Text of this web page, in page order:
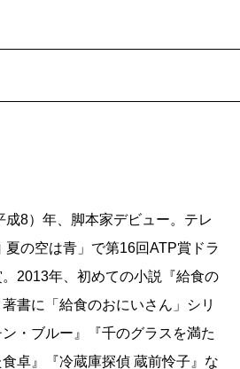
ールが探偵を務め、人が死な
り食だった。第一話「2019年
小説新潮」2019年3月号の
』──食とその風景をめぐって」
た一編だ。そのお題をもらい、
われるフードやドリンク）にフ
が素晴らしい。
夜ドラマでホテルのバトラー
た五〇歳の俳優・左右田始。自
8）年、脚本家デビュー。テレ
夏の空は青」で第16回ATP賞ドラ
2013年、初めての小説『給食の
書に「給食のおにいさん」シリ
・ブルー』『千のグラスを満た
卓』『冷蔵庫探偵 蔵前怜子』な